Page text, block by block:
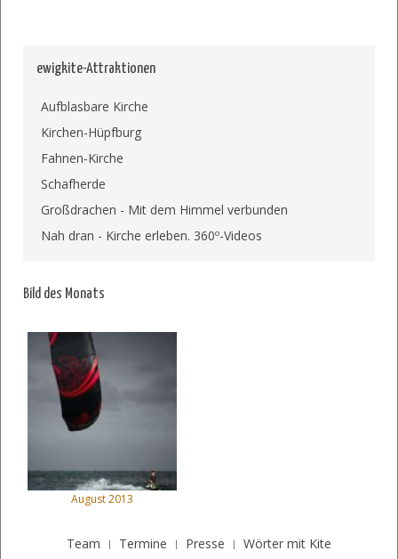
ewigkite-Attraktionen
Aufblasbare Kirche
Kirchen-Hüpfburg
Fahnen-Kirche
Schafherde
Großdrachen - Mit dem Himmel verbunden
Nah dran - Kirche erleben. 360º-Videos
Bild des Monats
August 2013
Team Termine Presse Wörter mit Kite